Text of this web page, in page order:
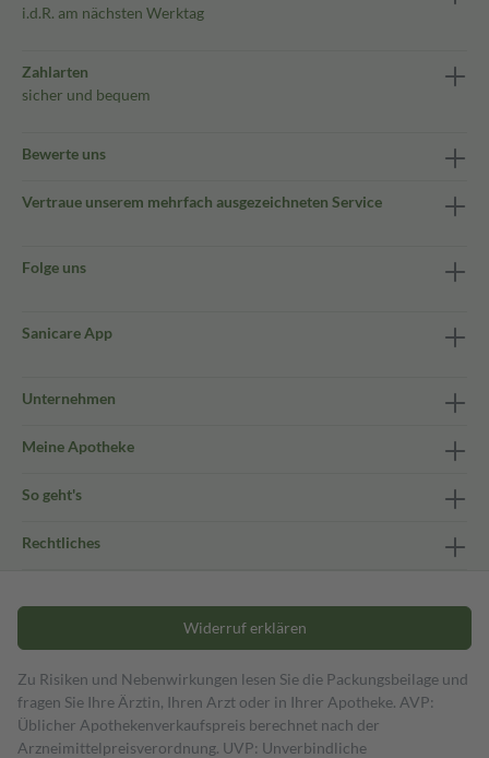
i.d.R. am nächsten Werktag
Zahlarten
sicher und bequem
Bewerte uns
Vertraue unserem mehrfach ausgezeichneten Service
Folge uns
Sanicare App
Unternehmen
Meine Apotheke
So geht's
Rechtliches
Widerruf erklären
Zu Risiken und Nebenwirkungen lesen Sie die Packungsbeilage und
fragen Sie Ihre Ärztin, Ihren Arzt oder in Ihrer Apotheke. AVP:
Üblicher Apothekenverkaufspreis berechnet nach der
Arzneimittelpreisverordnung. UVP: Unverbindliche